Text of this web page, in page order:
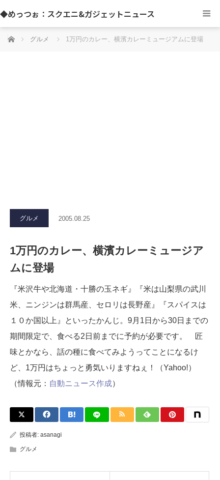
◆めっつぉ：スクエニ&ガジェットニュース
ホーム グルメ 1万円のカレー、横濱カレーミュージアムに登場
グルメ 2005.08.25
1万円のカレー、横濱カレーミュージア
ムに登場
『米沢牛や北海道・十勝の玉ネギ』『米は山梨県の武川
米、ニンジンは群馬産、セロリは長野産』『スパイスは
１０か国以上』といったかんじ。9月1日から30日までの
期間限定で、食べる2日前までに予約が必要です。 匠
味とかなら、話の種に食べてみようってことになるけ
ど、1万円はちょっと勇気いりますねぇ！（Yahoo!）
（情報元： 自動ニュース作成）
投稿者: asanagi
グルメ